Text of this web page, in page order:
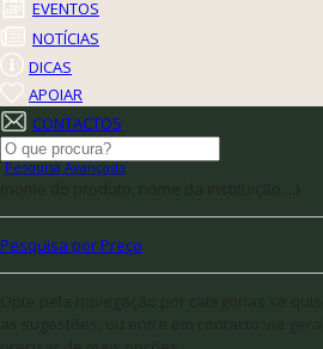
EVENTOS
NOTÍCIAS
DICAS
APOIAR
CONTACTOS
Pesquisa Avançada
Pesquisa por Preço